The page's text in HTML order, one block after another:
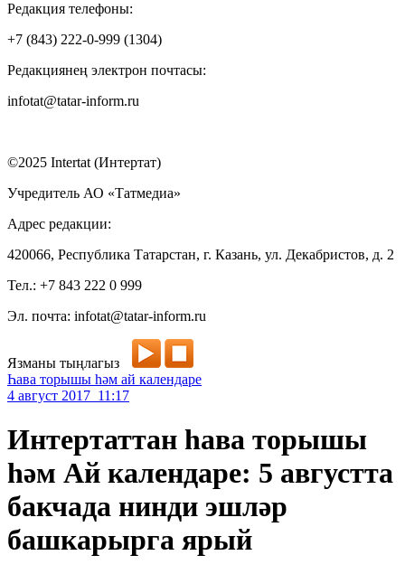
Редакция телефоны:
+7 (843) 222-0-999 (1304)
Редакциянең электрон почтасы:
infotat@tatar-inform.ru
©2025 Intertat (Интертат)
Учредитель АО «Татмедиа»
Адрес редакции:
420066, Республика Татарстан, г. Казань, ул. Декабристов, д. 2
Тел.: +7 843 222 0 999
Эл. почта: infotat@tatar-inform.ru
Язманы тыңлагыз
Һава торышы һәм ай календаре
4 август 2017 11:17
Интертаттан һава торышы
һәм Ай календаре: 5 августта
бакчада нинди эшләр
башкарырга ярый